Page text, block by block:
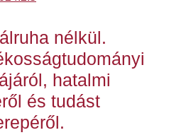
nélkül.
hatalmi
és tudást